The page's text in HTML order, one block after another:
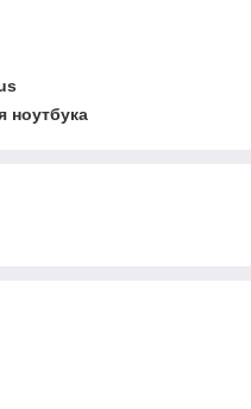
ноутбука